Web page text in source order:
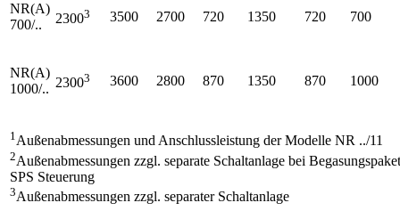
NR(A)
700/..
23003 3500 2700 720 1350 720 700
NR(A)
1000/.. 23003 3600 2800 870 1350 870 1000
1Außenabmessungen und Anschlussleistung der Modelle NR ../11
2Außenabmessungen zzgl. separate Schaltanlage bei
SPS Steuerung
3Außenabmessungen zzgl. separater Schaltanlage